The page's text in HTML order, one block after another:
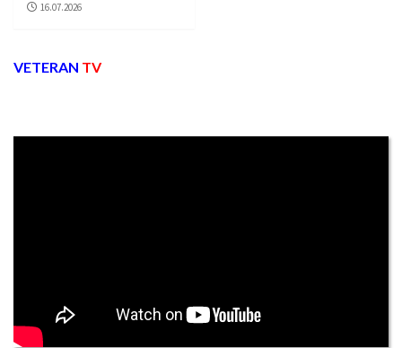
16.07.2026
VETERAN TV